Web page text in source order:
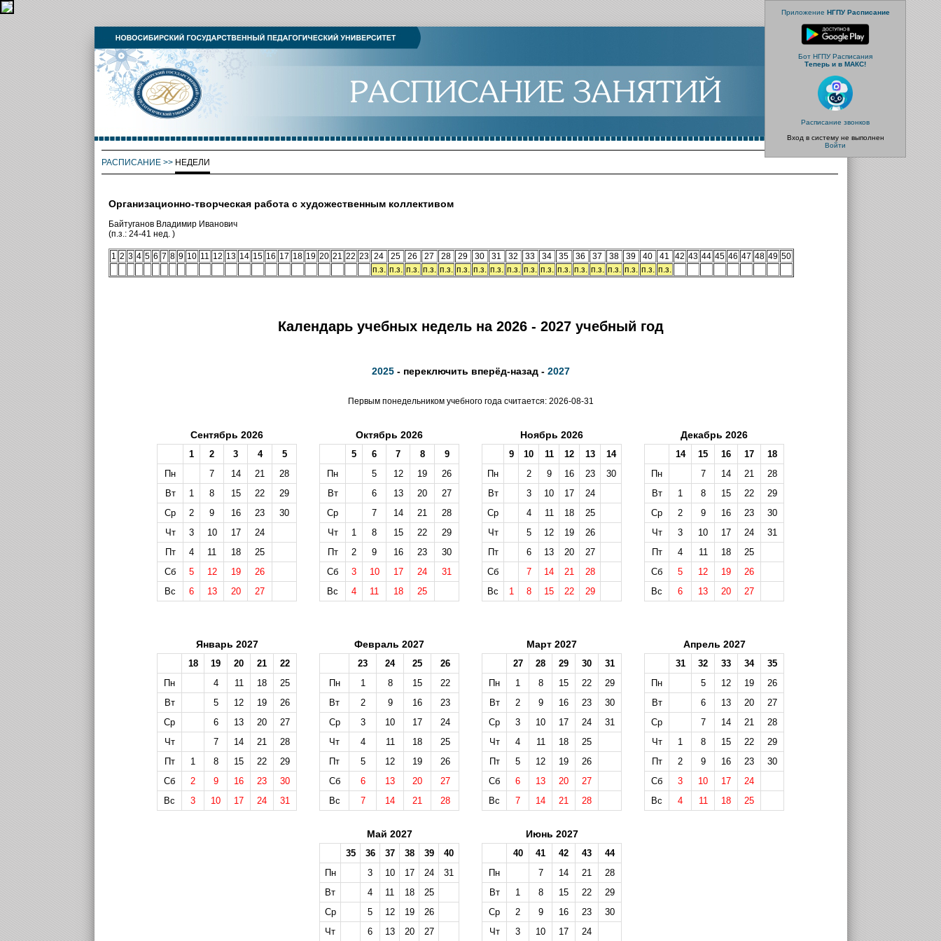
Приложение НГПУ Расписание
Бот НГПУ Расписания
Теперь и в МАКС!
Расписание звонков
Вход в систему не выполнен
Войти
РАСПИСАНИЕ>> НЕДЕЛИ
Организационно-творческая работа с художественным коллективом
Байтуганов Владимир Иванович
(п.з.: 24-41 нед. )
1 2 3 4 5 6 7 8 9 10 11 12 13 14 15 16 17 18 19 20 21 22 23 24 25 26 27 28 29 30 31 32 33 34 35 36 37 38 39 40 41 42 43 44 45 46 47 48 49 50
п.з. п.з. п.з. п.з. п.з. п.з. п.з. п.з. п.з. п.з. п.з. п.з. п.з. п.з. п.з. п.з. п.з. п.з.
Календарь учебных недель на 2026 - 2027 учебный год
2025- переключить вперёд-назад - 2027
Первым понедельником учебного года считается: 2026-08-31
Сентябрь 2026
1 2 3 4
5
Пн
7 14 21
28
Вт
1 8 15 22
29
Ср
2 9 16 23
30
Чт
3 10 17
24
Пт
4 11 18
25
Сб
5 12 19
26
Вс
6 13 20 27
Октябрь 2026
5 6 7 8
9
Пн
5 12 19
26
Вт
6 13 20
27
Ср
7 14 21
28
Чт
1 8 15 22
29
Пт
2 9 16 23
30
Сб
3 10 17 24
31
Вс
4 11 18 25
Ноябрь 2026
9 10 11 12 13
14
Пн
2 9 16 23
30
Вт
3 10 17
24
Ср
4 11 18
25
Чт
5 12 19
26
Пт
6 13 20
27
Сб
7 14 21
28
Вс
1 8 15 22 29
Декабрь 2026
14 15 16 17
18
Пн
7 14 21
28
Вт
1 8 15 22
29
Ср
2 9 16 23
30
Чт
3 10 17 24
31
Пт
4 11 18
25
Сб
5 12 19
26
Вс
6 13 20 27
Январь 2027
18 19 20 21
22
Пн
4 11 18
25
Вт
5 12 19
26
Ср
6 13 20
27
Чт
7 14 21
28
Пт
1 8 15 22
29
Сб
2 9 16 23
30
Вс
3 10 17 24 31
Февраль 2027
23 24 25
26
Пн
1 8 15
22
Вт
2 9 16
23
Ср
3 10 17
24
Чт
4 11 18
25
Пт
5 12 19
26
Сб
6 13 20
27
Вс
7 14 21 28
Март 2027
27 28 29 30
31
Пн
1 8 15 22
29
Вт
2 9 16 23
30
Ср
3 10 17 24
31
Чт
4 11 18
25
Пт
5 12 19
26
Сб
6 13 20
27
Вс
7 14 21 28
Апрель 2027
31 32 33 34
35
Пн
5 12 19
26
Вт
6 13 20
27
Ср
7 14 21
28
Чт
1 8 15 22
29
Пт
2 9 16 23
30
Сб
3 10 17
24
Вс
4 11 18 25
Май 2027
35 36 37 38 39
40
Пн
3 10 17 24
31
Вт
4 11 18
25
Ср
5 12 19
26
Чт
6 13 20 27
Июнь 2027
40 41 42 43
44
Пн
7 14 21
28
Вт
1 8 15 22
29
Ср
2 9 16 23
30
Чт
3 10 17 24